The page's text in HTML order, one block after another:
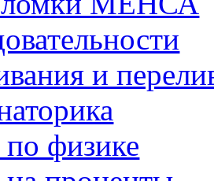
и
по физике